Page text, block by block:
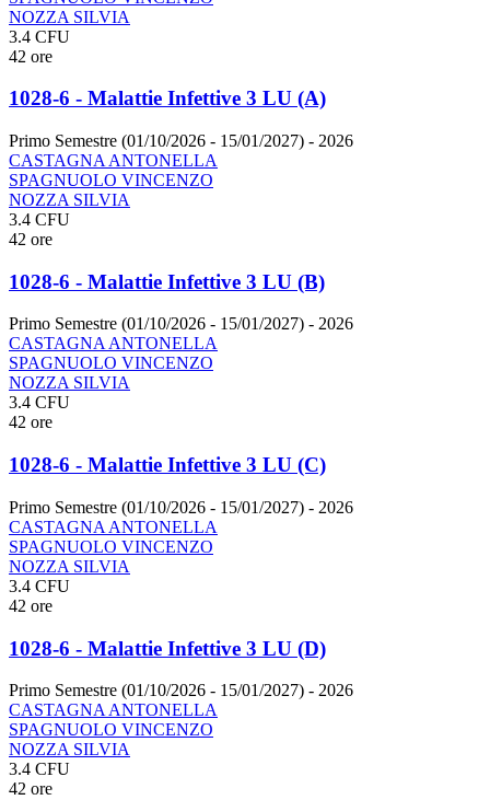
NOZZA SILVIA
3.4 CFU
42 ore
1028-6 - Malattie Infettive 3 LU (A)
Primo Semestre (01/10/2026 - 15/01/2027) - 2026
CASTAGNA ANTONELLA
SPAGNUOLO VINCENZO
NOZZA SILVIA
3.4 CFU
42 ore
1028-6 - Malattie Infettive 3 LU (B)
Primo Semestre (01/10/2026 - 15/01/2027) - 2026
CASTAGNA ANTONELLA
SPAGNUOLO VINCENZO
NOZZA SILVIA
3.4 CFU
42 ore
1028-6 - Malattie Infettive 3 LU (C)
Primo Semestre (01/10/2026 - 15/01/2027) - 2026
CASTAGNA ANTONELLA
SPAGNUOLO VINCENZO
NOZZA SILVIA
3.4 CFU
42 ore
1028-6 - Malattie Infettive 3 LU (D)
Primo Semestre (01/10/2026 - 15/01/2027) - 2026
CASTAGNA ANTONELLA
SPAGNUOLO VINCENZO
NOZZA SILVIA
3.4 CFU
42 ore